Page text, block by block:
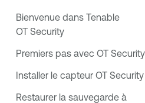
Bienvenue dans Tenable
OT Security
Premiers pas avec OT Security
Installer le capteur OT Security
Restaurer la sauvegarde à